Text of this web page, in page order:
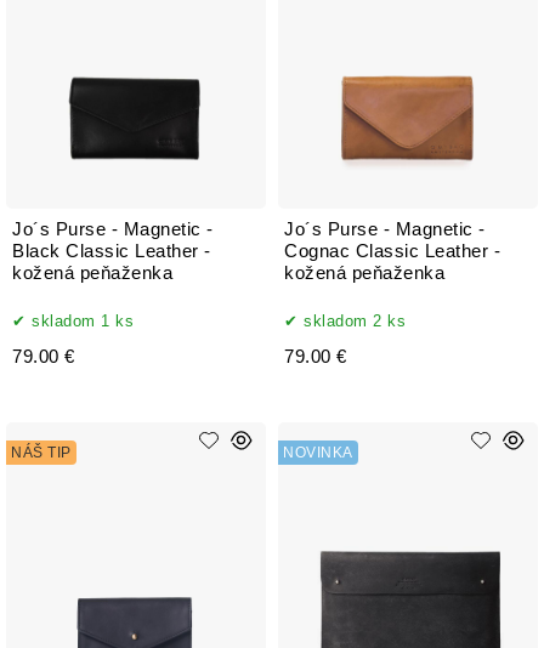
Jo´s Purse - Magnetic -
Black Classic Leather -
kožená peňaženka
skladom 1 ks
79.00 €
Jo´s Purse - Magnetic -
Cognac Classic Leather -
kožená peňaženka
skladom 2 ks
79.00 €
NÁŠ TIP NOVINKA